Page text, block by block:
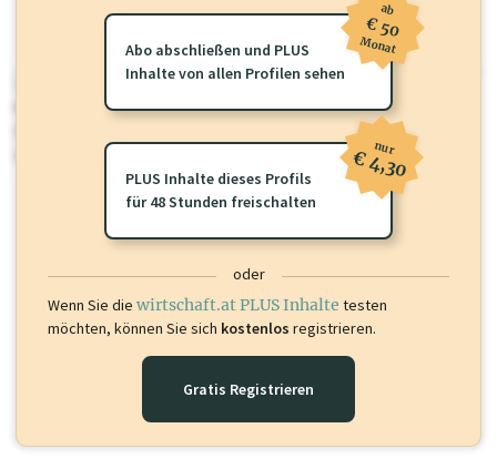
wirtschaft.at PLUS
Für dieses Profil gibt es zusätzlichewirtschaft.at PLUS Inhalte
Sie momentan nicht einsehen können. Schalten Sie dieses Profil frei
oder loggen Sie sich ein um diese Inhalte zu sehen.
Abo abschließen und PLUS
Inhalte von allen Profilen sehen
ab
€ 50
Monat
PLUS Inhalte dieses Profils
für 48 Stunden freischalten
nur
€ 4,30
oder
Wenn Sie die wirtschaft.at PLUS Inhalte testen
möchten, können Sie sich kostenlos registrieren.
Gratis Registrieren